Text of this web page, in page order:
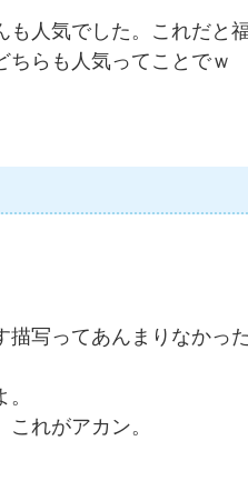
人気でした。これだと
ちらも人気ってことでｗ
写ってあんまりなかっ
これがアカン。